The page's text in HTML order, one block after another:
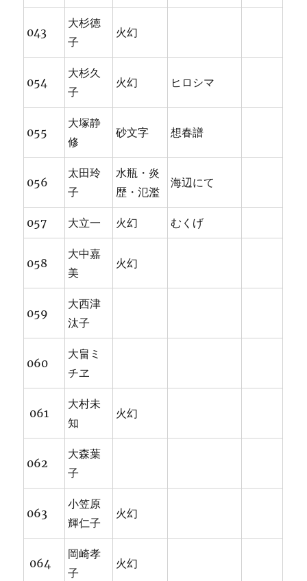
043
大杉徳
子
火幻
054
大杉久
子
火幻 ヒロシマ
055
大塚静
修
砂文字 想春譜
056
太田玲
子
水瓶・炎
歴・氾濫
海辺にて
057 大立一 火幻 むくげ
058
大中嘉
美
火幻
059
大西津
汰子
060
大畠ミ
チヱ
061
大村未
知
火幻
062
大森葉
子
063
小笠原
輝仁子
火幻
064
岡崎孝
子
火幻